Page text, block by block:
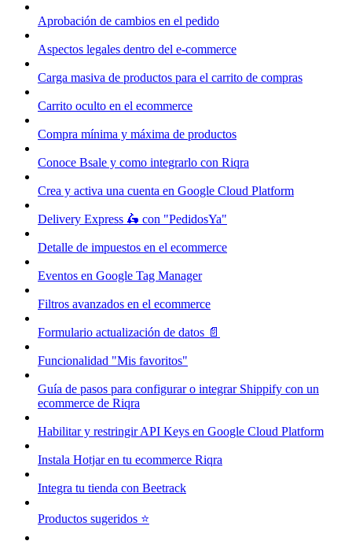
Aprobación de cambios en el pedido
Aspectos legales dentro del e-commerce
Carga masiva de productos para el carrito de compras
Carrito oculto en el ecommerce
Compra mínima y máxima de productos
Conoce Bsale y como integrarlo con Riqra
Crea y activa una cuenta en Google Cloud Platform
Delivery Express 🛵 con "PedidosYa"
Detalle de impuestos en el ecommerce
Eventos en Google Tag Manager
Filtros avanzados en el ecommerce
Formulario actualización de datos 📄
Funcionalidad "Mis favoritos"
Guía de pasos para configurar o integrar Shippify con un
ecommerce de Riqra
Habilitar y restringir API Keys en Google Cloud Platform
Instala Hotjar en tu ecommerce Riqra
Integra tu tienda con Beetrack
Productos sugeridos ⭐